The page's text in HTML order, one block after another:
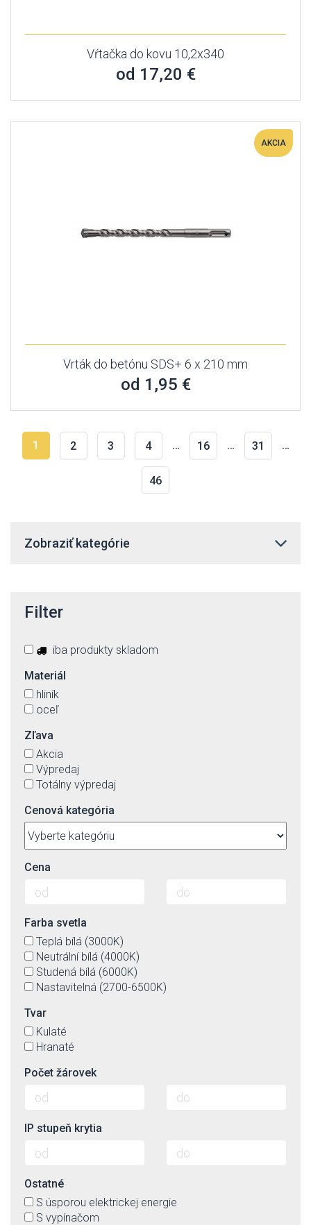
Vŕtačka do kovu 10,2x340
od 17,20 €
AKCIA
Vrták do betónu SDS+ 6 x 210 mm
od 1,95 €
1 2 3 4 … 16 … 31 …
46
Zobraziť kategórie
Filter
iba produkty skladom
Materiál
hliník
oceľ
Zľava
Akcia
Výpredaj
Totálny výpredaj
Cenová kategória
Cena
Farba svetla
Teplá bílá (3000K)
Neutrální bílá (4000K)
Studená bílá (6000K)
Nastavitelná (2700-6500K)
Tvar
Kulaté
Hranaté
Počet žárovek
IP stupeň krytia
Ostatné
S úsporou elektrickej energie
S vypínačom